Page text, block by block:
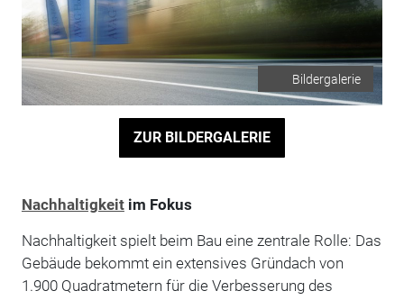
Bildergalerie
ZUR BILDERGALERIE
Nachhaltigkeitim Fokus
Nachhaltigkeit spielt beim Bau eine zentrale Rolle: Das
Gebäude bekommt ein extensives Gründach von
1.900 Quadratmetern für die Verbesserung des